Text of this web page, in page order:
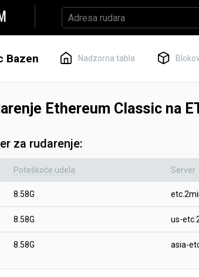
Bazen Nadzorna tabla
Ethereum Classic na
za rudarenje:
Poteškoće udela Server
8.58G
8.58G us-
8.58G asia-